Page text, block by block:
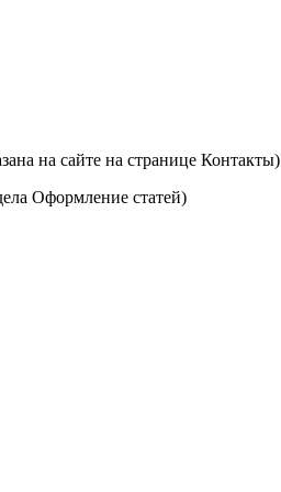
на сайте на странице Контакты)
Оформление статей)